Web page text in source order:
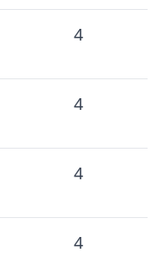
4
4
4
4